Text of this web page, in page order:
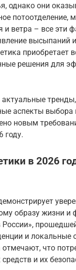
однако они
потоотделение,
и ветра – все эти
высыпаний
приобретает
решения для
аспекты выбора
новым
году.
в 2026
образу жизни
и локальные
что
и их